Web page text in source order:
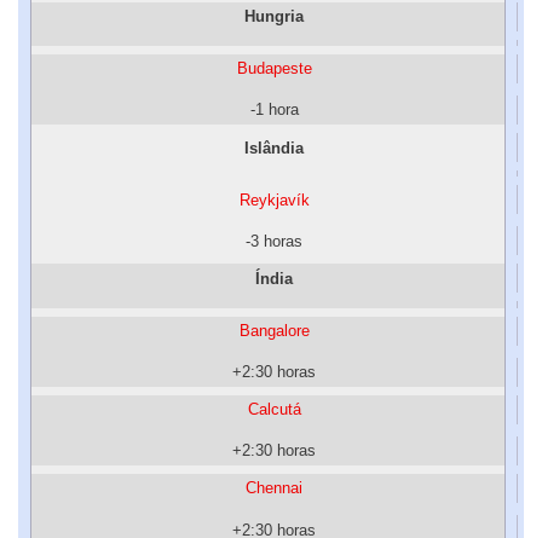
Hungria
Budapeste
-1 hora
Islândia
Reykjavík
-3 horas
Índia
Bangalore
+2:30 horas
Calcutá
+2:30 horas
Chennai
+2:30 horas